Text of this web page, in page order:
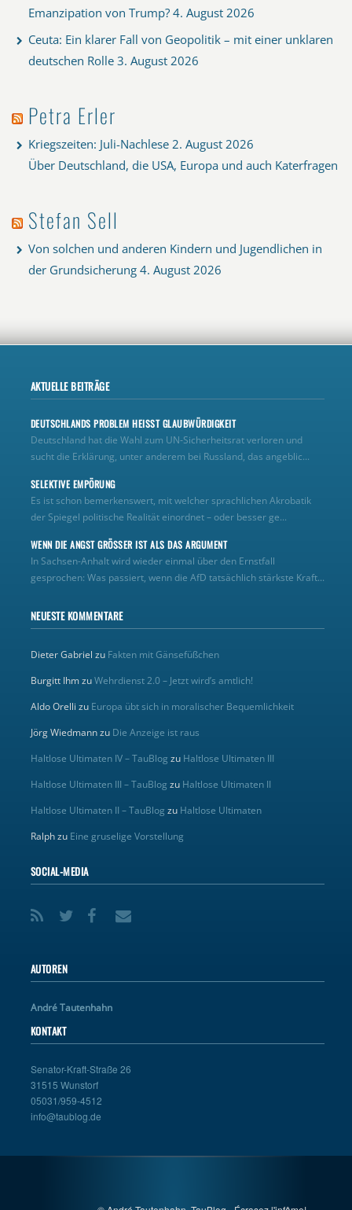
Emanzipation von Trump? 4. August 2026
Ceuta: Ein klarer Fall von Geopolitik – mit einer unklaren
deutschen Rolle 3. August 2026
Petra Erler
Kriegszeiten: Juli-Nachlese 2. August 2026
Über Deutschland, die USA, Europa und auch Katerfragen
Stefan Sell
Von solchen und anderen Kindern und Jugendlichen in
der Grundsicherung 4. August 2026
AKTUELLE BEITRÄGE
DEUTSCHLANDS PROBLEM HEISST GLAUBWÜRDIGKEIT
Deutschland hat die Wahl zum UN‑Sicherheitsrat verloren und
sucht die Erklärung, unter anderem bei Russland, das angeblic...
SELEKTIVE EMPÖRUNG
Es ist schon bemerkenswert, mit welcher sprachlichen Akrobatik
der Spiegel politische Realität einordnet – oder besser ge...
WENN DIE ANGST GRÖSSER IST ALS DAS ARGUMENT
In Sachsen-Anhalt wird wieder einmal über den Ernstfall
gesprochen: Was passiert, wenn die AfD tatsächlich stärkste Kraft...
NEUESTE KOMMENTARE
Dieter Gabriel zu Fakten mit Gänsefüßchen
Burgitt IhmzuWehrdienst 2.0 – Jetzt wird’s amtlich!
Aldo Orelli zu Europa übt sich in moralischer Bequemlichkeit
Jörg Wiedmannzu Die Anzeige ist raus
Haltlose Ultimaten IV – TauBlog zu Haltlose Ultimaten III
Haltlose Ultimaten III – TauBlog zu Haltlose Ultimaten II
Haltlose Ultimaten II – TauBlog zu Haltlose Ultimaten
Ralphzu Eine gruselige Vorstellung
SOCIAL-MEDIA
AUTOREN
André Tautenhahn
KONTAKT
Senator-Kraft-Straße 26
31515 Wunstorf
05031/959-4512
info@taublog.de